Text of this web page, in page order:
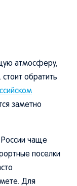
атмосферу,
обратить
заметно
России чаще
поселки
Для